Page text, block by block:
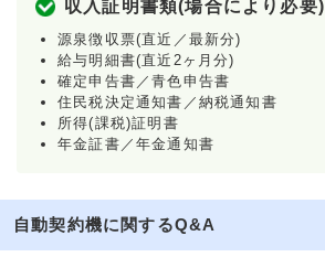
収入証明書類(場合により必要)
源泉徴収票(直近／最新分)
給与明細書(直近2ヶ月分)
確定申告書／青色申告書
住民税決定通知書／納税通知書
所得(課税)証明書
年金証書／年金通知書
自動契約機に関するQ&A